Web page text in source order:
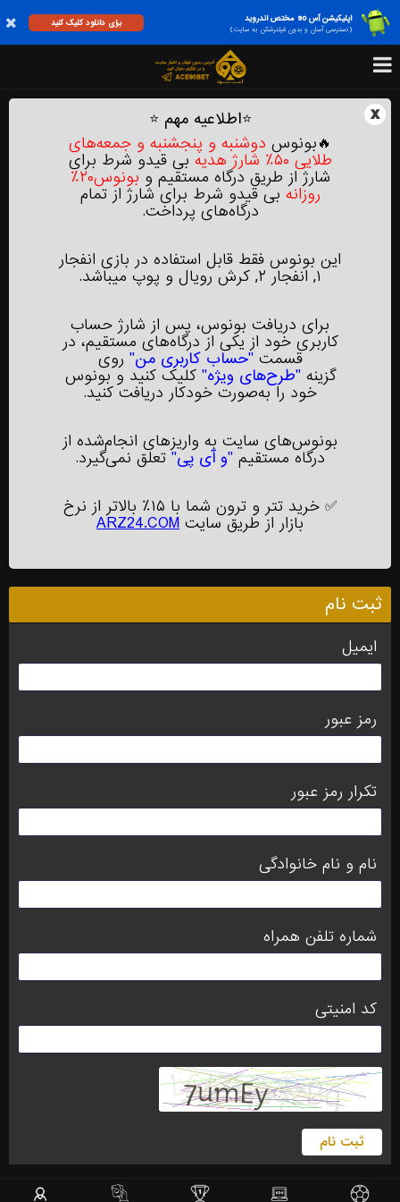
اپلیکیشن آس 90 مختص اندروید
(دسترسی آسان و بدون فیلترشکن به سایت)
برای دانلود کلیک کنید
x
⭐اطلاعیه مهم ⭐
🔥بونوس دوشنبه و پنجشنبه‌ و جمعه‌های
طلایی ۵۰٪ شارژ هدیه بی‌ قیدو شرط برای
شارژ از طریق درگاه مستقیم و بونوس۲۰٪
روزانه بی‌ قیدو شرط برای شارژ از تمام
درگاه‌های پرداخت.
این بونوس فقط قابل استفاده در بازی انفجار
۱, انفجار ۲, کرش رویال و پوپ میباشد.
برای دریافت بونوس، پس از شارژ حساب
کاربری خود از یکی از درگاه‌های مستقیم، در
قسمت "حساب کاربری من" روی
گزینه"طرح‌های ویژه" کلیک کنید و بونوس
خود را به‌صورت خودکار دریافت کنید.
بونوس‌های سایت به واریزهای انجام‌شده از
درگاه مستقیم "و آی پی"تعلق نمی‌گیرد.
✅
خرید تتر و ترون شما با ۱۵٪ بالاتر از نرخ
بازار از طریق سایت ARZ24.COM
ثبت نام
ایمیل
رمز عبور
تکرار رمز عبور
نام و نام خانوادگی
شماره تلفن همراه
کد امنیتی
ثبت نام